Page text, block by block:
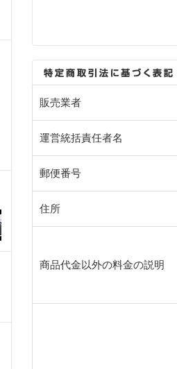
販売業者
運営統括責任者名
郵便番号
住所
商品代金以外の料金の説明